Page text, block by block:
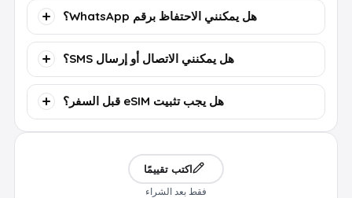
هل يمكنني الاحتفاظ برقم WhatsApp؟
هل يمكنني الاتصال أو إرسال SMS؟
هل يجب تثبيت eSIM قبل السفر؟
اكتب تقييمًا
فقط بعد الشراء